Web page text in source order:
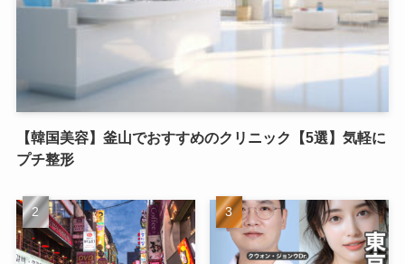
【韓国美容】釜山でおすすめのクリニック【5選】気軽に
プチ整形